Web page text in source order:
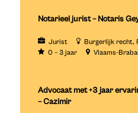
Notarieel jurist – Notaris
Jurist Burgerlijk recht
0 – 3 jaar
Vlaams-
Advocaat met +3 jaar
– Cazimir